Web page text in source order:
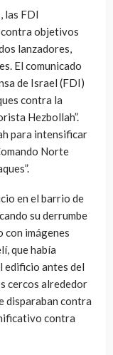
las FDI
objetivos
lanzadores,
El comunicado
de Israel (FDI)
contra la
Hezbollah”.
para intensificar
Norte
en el barrio de
su derrumbe
con imágenes
que había
edificio antes del
cercos alrededor
disparaban contra
contra